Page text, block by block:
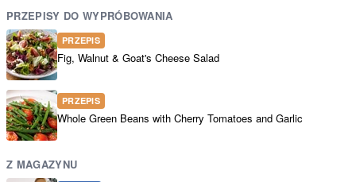
PRZEPISY DO WYPRÓBOWANIA
PRZEPIS
Fig, Walnut & Goat's Cheese Salad
PRZEPIS
Whole Green Beans with Cherry Tomatoes and Garlic
Z MAGAZYNU